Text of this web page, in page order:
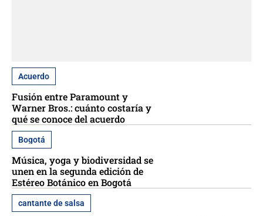
Acuerdo
Fusión entre Paramount y
Warner Bros.: cuánto costaría y
qué se conoce del acuerdo
Bogotá
Música, yoga y biodiversidad se
unen en la segunda edición de
Estéreo Botánico en Bogotá
cantante de salsa